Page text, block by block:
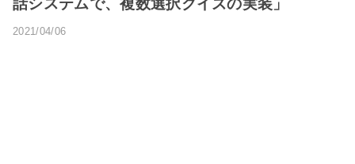
話システムで、複数選択クイズの実装」
2021/04/06